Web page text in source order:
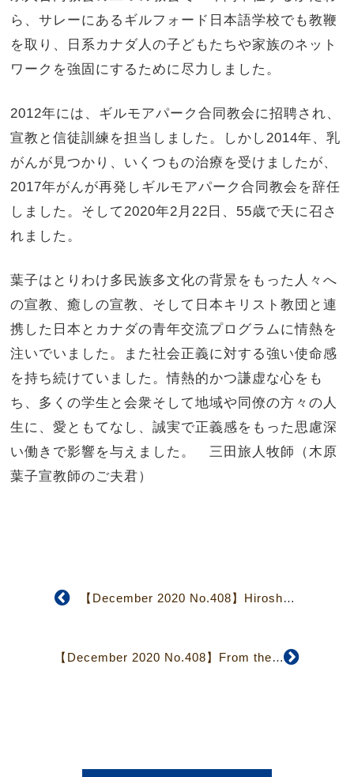
ら、サレーにあるギルフォード日本語学校でも教鞭
を取り、日系カナダ人の子どもたちや家族のネット
ワークを強固にするために尽力しました。
2012年には、ギルモアパーク合同教会に招聘され、
宣教と信徒訓練を担当しました。しかし2014年、乳
がんが見つかり、いくつもの治療を受けましたが、
2017年がんが再発しギルモアパーク合同教会を辞任
しました。そして2020年2月22日、55歳で天に召さ
れました。
葉子はとりわけ多民族多文化の背景をもった人々へ
の宣教、癒しの宣教、そして日本キリスト教団と連
携した日本とカナダの青年交流プログラムに情熱を
注いでいました。また社会正義に対する強い使命感
を持ち続けていました。情熱的かつ謙虚な心をも
ち、多くの学生と会衆そして地域や同僚の方々の人
生に、愛ともてなし、誠実で正義感をもった思慮深
い働きで影響を与えました。 三田旅人牧師（木原
葉子宣教師のご夫君）
【December 2020 No.408】Hiroshima Church Shares War’s Realities to Promote Peace
【December 2020 No.408】From the General Secretary’s Desk: Kyodan Churches and the Corona Virus Crisis